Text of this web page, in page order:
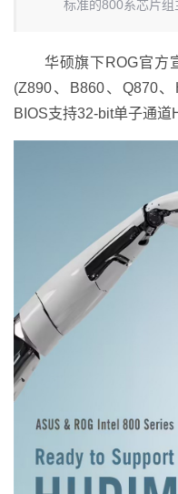
标准的800系芯片
华硕旗下ROG官方宣
(Z890、B860、Q870
BIOS支持32-bit单子通道